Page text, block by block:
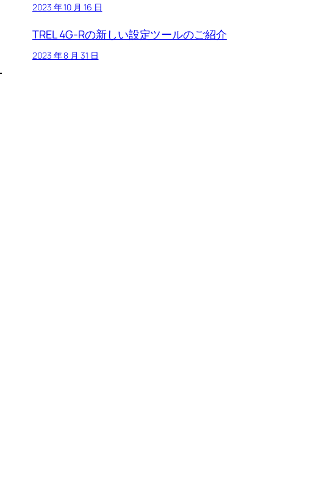
2023 年 10 月 16 日
TREL 4G-Rの新しい設定ツールのご紹介
2023 年 8 月 31 日